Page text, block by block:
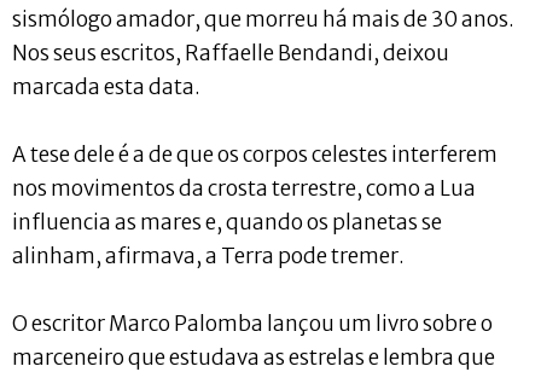
sismólogo amador, que morreu há mais de 30 anos.
Nos seus escritos, Raffaelle Bendandi, deixou
marcada esta data.
A tese dele é a de que os corpos celestes interferem
nos movimentos da crosta terrestre, como a Lua
influencia as mares e, quando os planetas se
alinham, afirmava, a Terra pode tremer.
O escritor Marco Palomba lançou um livro sobre o
marceneiro que estudava as estrelas e lembra que